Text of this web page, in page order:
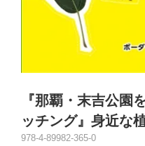
『那覇・末吉公
ッチング』身近な
978-4-89982-365-0